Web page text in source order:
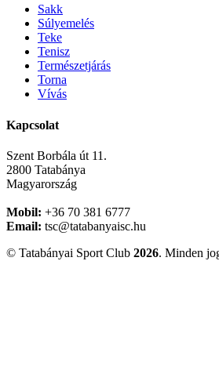
Sakk
Súlyemelés
Teke
Tenisz
Természetjárás
Torna
Vívás
Kapcsolat
Szent Borbála út 11.
2800 Tatabánya
Magyarország
Mobil: +36 70 381 6777
Email: tsc@tatabanyaisc.hu
© Tatabányai Sport Club 2026. Minden